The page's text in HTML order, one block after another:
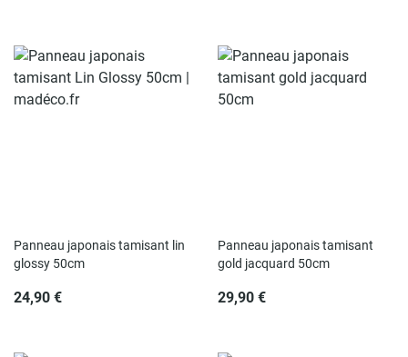
Panneau japonais tamisant lin
glossy 50cm
24,90 €
Panneau japonais tamisant
gold jacquard 50cm
29,90 €